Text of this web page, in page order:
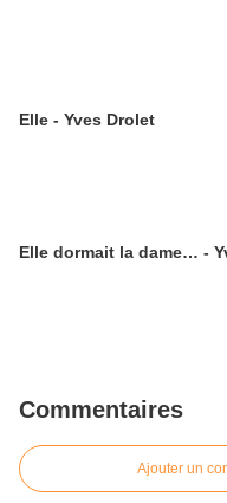
Elle - Yves Drolet
Elle dormait la dame… -
Commentaires
Ajouter un